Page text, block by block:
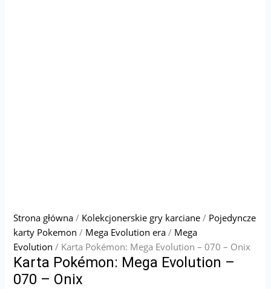
Strona główna / Kolekcjonerskie gry karciane / Pojedyncze
karty Pokemon / Mega Evolution era / Mega
Evolution / Karta Pokémon: Mega Evolution – 070 – Onix
Karta Pokémon: Mega Evolution –
070 – Onix